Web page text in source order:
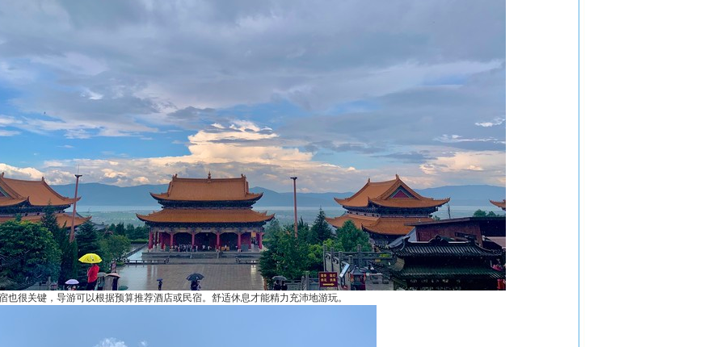
也很关键，导游可以根据预算推荐酒店或民宿。舒适休息才能精力充沛地游玩。